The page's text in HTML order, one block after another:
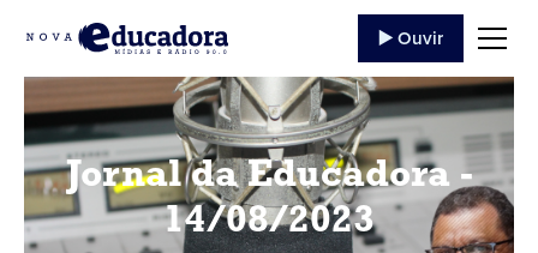
▶️ Ouvir
Jornal da Educadora -
14/08/2023